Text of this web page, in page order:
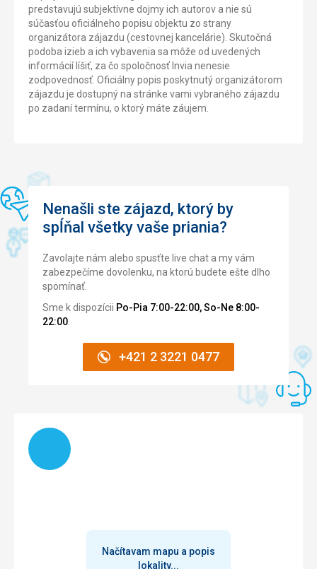
predstavujú subjektívne dojmy ich autorov a nie sú
súčasťou oficiálneho popisu objektu zo strany
organizátora zájazdu (cestovnej kancelárie). Skutočná
podoba izieb a ich vybavenia sa môže od uvedených
informácií líšiť, za čo spoločnosť Invia nenesie
zodpovednosť. Oficiálny popis poskytnutý organizátorom
zájazdu je dostupný na stránke vami vybraného zájazdu
po zadaní termínu, o ktorý máte záujem.
Nenašli ste zájazd, ktorý by
spĺňal všetky vaše priania?
Zavolajte nám alebo spusťte live chat a my vám
zabezpečíme dovolenku, na ktorú budete ešte dlho
spomínať.
Sme k dispozícii Po-Pia 7:00-22:00, So-Ne 8:00-
22:00
+421 2 3221 0477
Načítam
Načítavam mapu a popis
lokality...